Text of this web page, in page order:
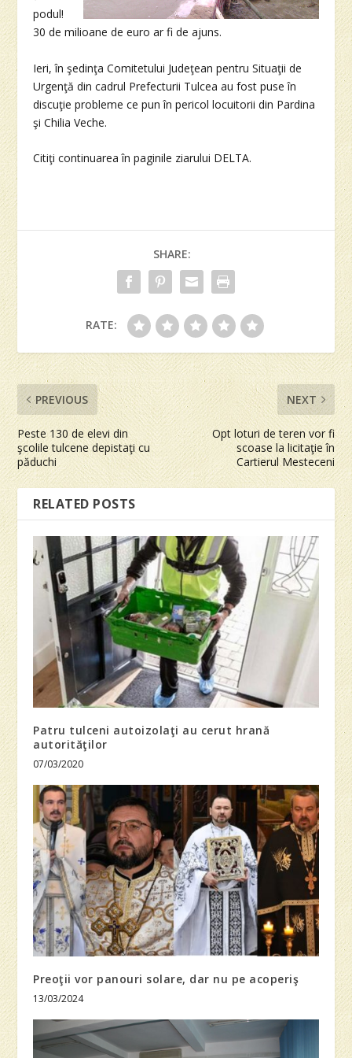
podul!
30 de milioane de euro ar fi de ajuns.
Ieri, în şedinţa Comitetului Judeţean pentru Situaţii de
Urgenţă din cadrul Prefecturii Tulcea au fost puse în
discuţie probleme ce pun în pericol locuitorii din Pardina
şi Chilia Veche.
Citiţi continuarea în paginile ziarului DELTA.
SHARE:
RATE:
PREVIOUS
Peste 130 de elevi din
şcolile tulcene depistaţi cu
păduchi
NEXT
Opt loturi de teren vor fi
scoase la licitaţie în
Cartierul Mesteceni
RELATED POSTS
Patru tulceni autoizolaţi au cerut hrană
autorităţilor
07/03/2020
Preoţii vor panouri solare, dar nu pe acoperiş
13/03/2024